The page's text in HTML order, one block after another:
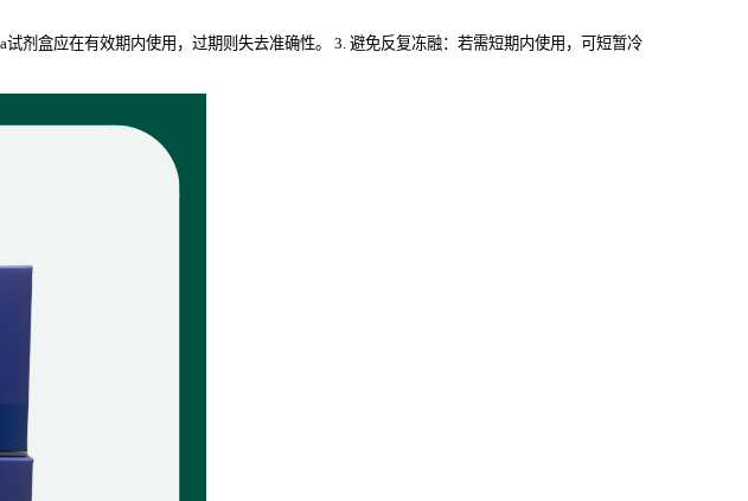
剂盒应在有效期内使用，过期则失去准确性。 3. 避免反复冻融：若需短期内使用，可短暂冷